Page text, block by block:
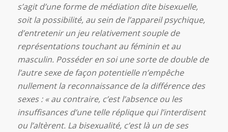
s’agit d’une forme de médiation dite bisexuelle,
soit la possibilité, au sein de l’appareil psychique,
d’entretenir un jeu relativement souple de
représentations touchant au féminin et au
masculin. Posséder en soi une sorte de double de
l’autre sexe de façon potentielle n’empêche
nullement la reconnaissance de la différence des
sexes : « au contraire, c’est l’absence ou les
insuffisances d’une telle réplique qui l’interdisent
ou l’altèrent. La bisexualité, c’est là un de ses